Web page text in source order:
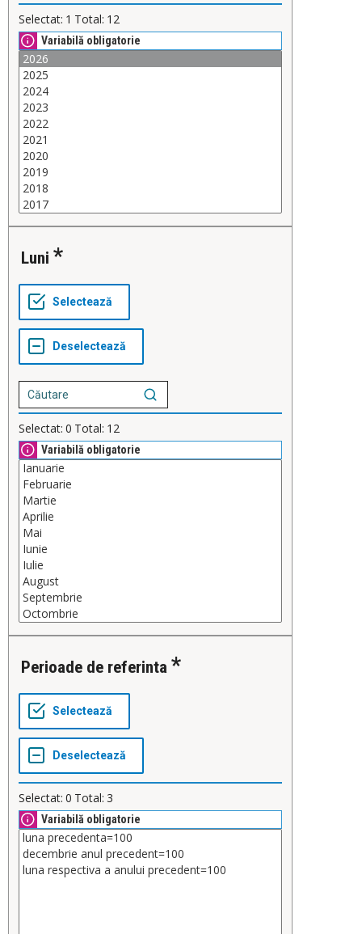
Selectat: 1 Total: 12
Variabilă obligatorie
Luni
Selectat: 0 Total: 12
Variabilă obligatorie
Perioade de referinta
Selectat: 0 Total: 3
Variabilă obligatorie